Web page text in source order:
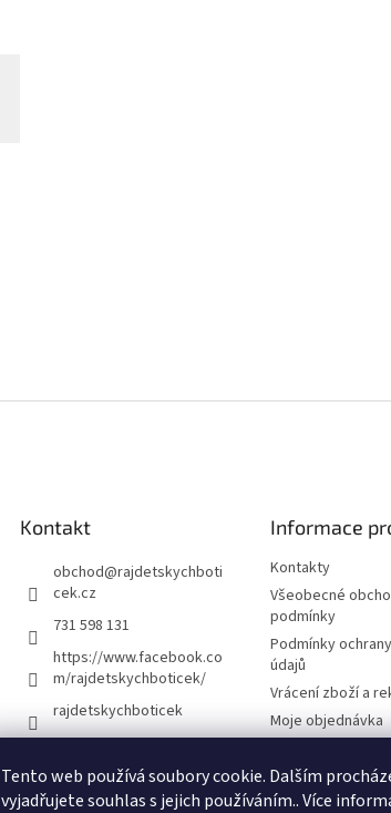
Tento web používá soubory cookie. Dalším
vyjadřujete souhlas s jejich používáním.. Více
Kontakt
obchod@rajdetskychboti
cek.cz
731 598 131
https://www.facebook.co
m/rajdetskychboticek/
rajdetskychboticek
Informace
Kontakty
Všeobecné
podmínky
Podmínky
údajů
Vrácení zboží a
Moje objednávka
Barefoot obuv -